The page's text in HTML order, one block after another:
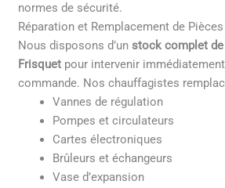
normes de sécurité.
Réparation et Remplacement de
Nous disposons d’unstock complet
Frisquet pour intervenir
commande. Nos chauffagistes
Vannes de régulation
Pompes et circulateurs
Cartes électroniques
Brûleurs et échangeurs
Vase d’expansion